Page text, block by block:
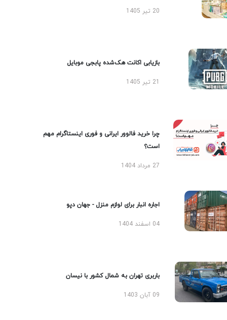
20 تیر 1405
بازیابی اکانت هک‌شده پابجی موبایل
چرا خرید فالوور ایرانی و فوری اینستاگرام مهم
است؟
27 مرداد 1404
اجاره انبار برای لوازم منزل - جهان دپو
04 اسفند 1404
باربری تهران به شمال کشور با نیسان
09 آبان 1403